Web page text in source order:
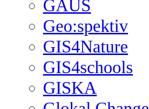
GAUS
Geo:spektiv
GIS4Nature
GIS4schools
GISKA